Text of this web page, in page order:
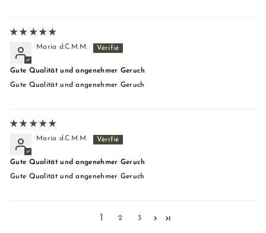
María d.C.M.M.
Gute Qualität und angenehmer Geruch
Gute Qualität und angenehmer Geruch
María d.C.M.M.
Gute Qualität und angenehmer Geruch
Gute Qualität und angenehmer Geruch
1 2 3